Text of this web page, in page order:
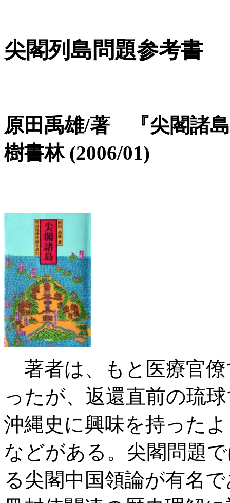
尖閣列島問題参考書
原田禹雄/著 『尖閣諸
樹書林 (2006/01)
著者は、もと医療官
ったが、返還直前の琉
沖縄史に興味を持った
などがある。尖閣問題
る尖閣中国領論が有名